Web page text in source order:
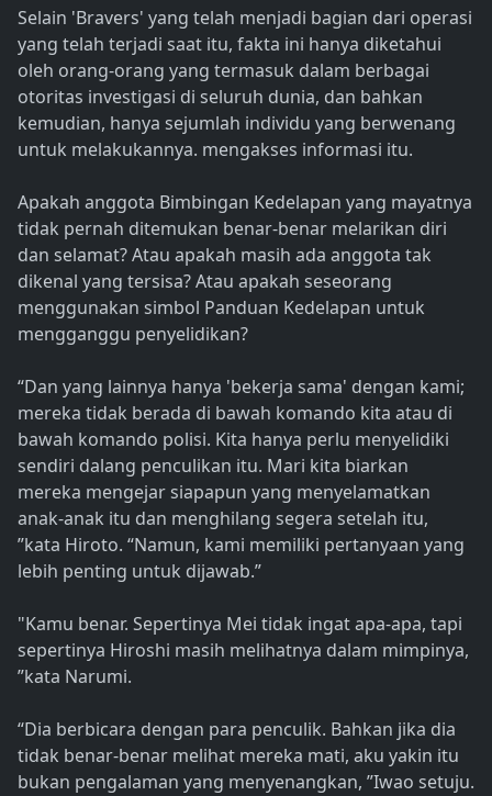
Selain 'Bravers' yang telah menjadi bagian dari operasi
yang telah terjadi saat itu, fakta ini hanya diketahui
oleh orang-orang yang termasuk dalam berbagai
otoritas investigasi di seluruh dunia, dan bahkan
kemudian, hanya sejumlah individu yang berwenang
untuk melakukannya. mengakses informasi itu.
Apakah anggota Bimbingan Kedelapan yang mayatnya
tidak pernah ditemukan benar-benar melarikan diri
dan selamat? Atau apakah masih ada anggota tak
dikenal yang tersisa? Atau apakah seseorang
menggunakan simbol Panduan Kedelapan untuk
mengganggu penyelidikan?
“Dan yang lainnya hanya 'bekerja sama' dengan kami;
mereka tidak berada di bawah komando kita atau di
bawah komando polisi. Kita hanya perlu menyelidiki
sendiri dalang penculikan itu. Mari kita biarkan
mereka mengejar siapapun yang menyelamatkan
anak-anak itu dan menghilang segera setelah itu,
”kata Hiroto. “Namun, kami memiliki pertanyaan yang
lebih penting untuk dijawab.”
"Kamu benar. Sepertinya Mei tidak ingat apa-apa, tapi
sepertinya Hiroshi masih melihatnya dalam mimpinya,
”kata Narumi.
“Dia berbicara dengan para penculik. Bahkan jika dia
tidak benar-benar melihat mereka mati, aku yakin itu
bukan pengalaman yang menyenangkan, ”Iwao setuju.